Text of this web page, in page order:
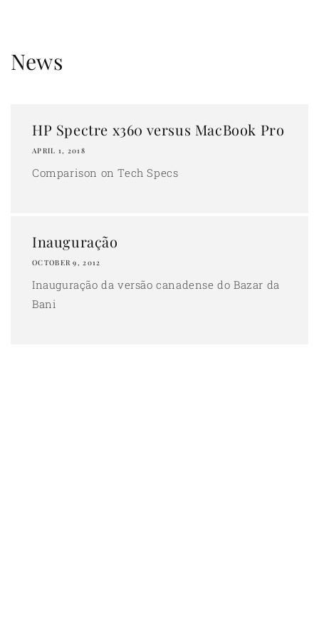
News
HP Spectre x360 versus MacBook Pro
APRIL 1, 2018
Comparison on Tech Specs
Inauguração
OCTOBER 9, 2012
Inauguração da versão canadense do Bazar da
Bani